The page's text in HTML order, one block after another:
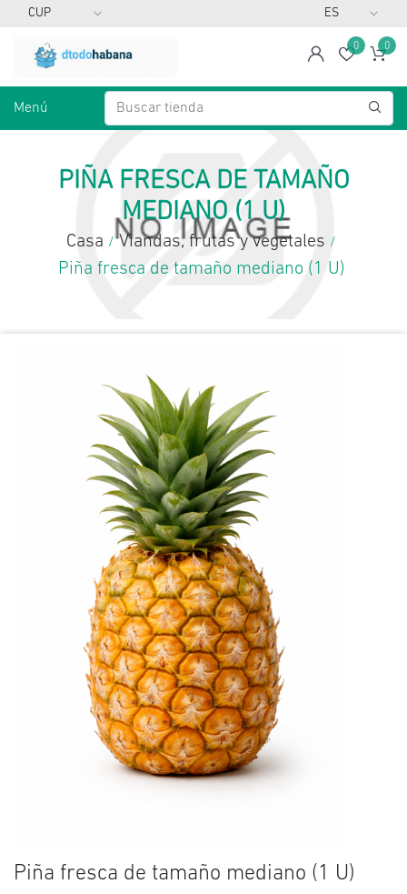
spanLista
0 0
Menú
PIÑA FRESCA DE TAMAÑO
MEDIANO (1 U)
Casa / Viandas, frutas y vegetales /
Piña fresca de tamaño mediano (1 U)
Piña fresca de tamaño mediano (1 U)